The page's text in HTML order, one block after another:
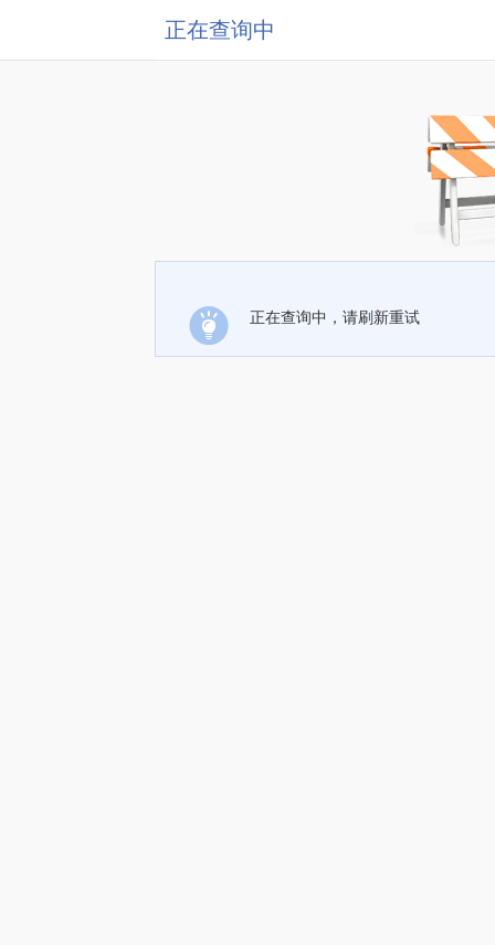
正在查询中
正在查询中，请刷新重试